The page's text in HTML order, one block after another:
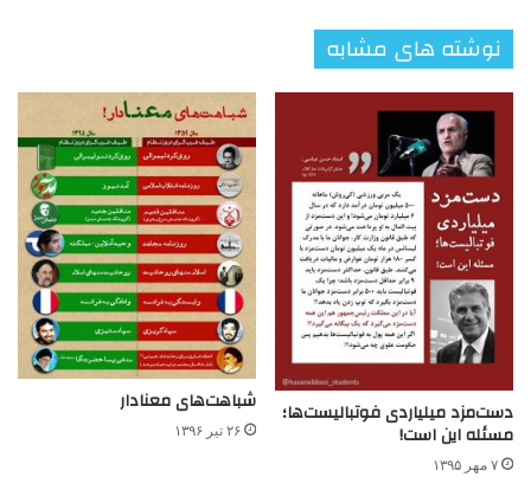
نوشته های مشابه
دست‌مزد میلیاردی فوتبالیست‌ها؛
مسئله این است!
۷ مهر ۱۳۹۵
شباهت‌های معنادار
۲۶ تیر ۱۳۹۶